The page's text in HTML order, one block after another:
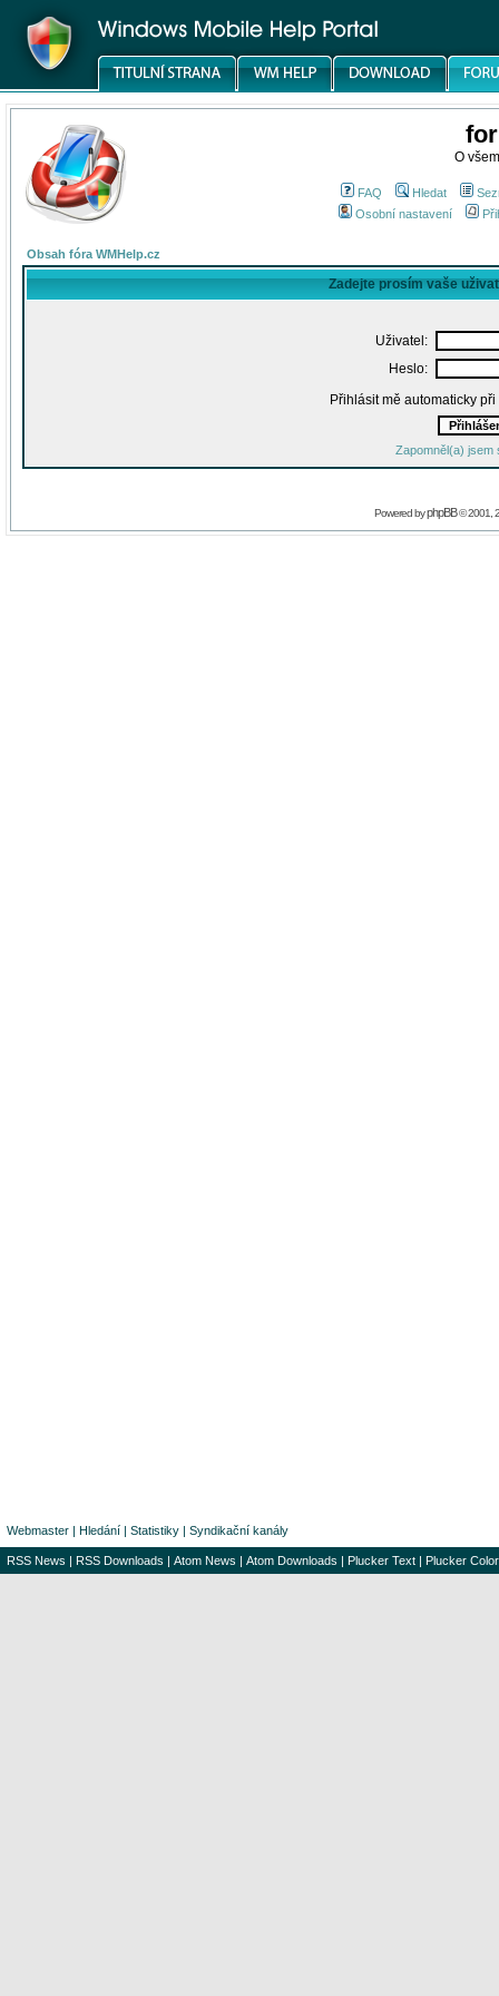
O
FAQ Hledat
Osobní nastavení
Obsah fóra WMHelp.cz
Zadejte prosím vaše
Uživatel:
Heslo:
Přihlásit mě automaticky
Zapomněl(a) jsem
Powered byphpBB© 2001,
Webmaster | Hledání | Statistiky | Syndikační kanály
RSS News | RSS Downloads | Atom News | Atom Downloads | Plucker Text | Plucker Color